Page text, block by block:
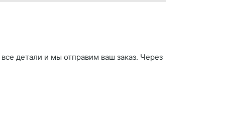
детали и мы отправим ваш заказ. Через